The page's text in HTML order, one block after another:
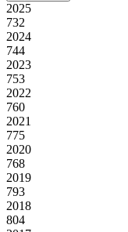
2025
732
2024
744
2023
753
2022
760
2021
775
2020
768
2019
793
2018
804